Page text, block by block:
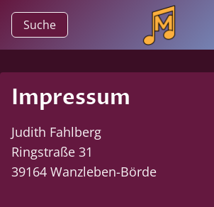
Zum
Inhalt
springen
Suche
Impressum
Judith Fahlberg
Ringstraße 31
39164 Wanzleben-Börde